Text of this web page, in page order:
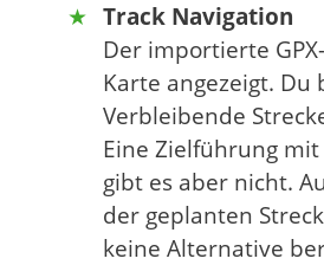
Track Navigation
Der importierte
Karte angezeigt. Du
Verbleibende
Eine Zielführung
gibt es aber nicht.
der geplanten
keine Alternative